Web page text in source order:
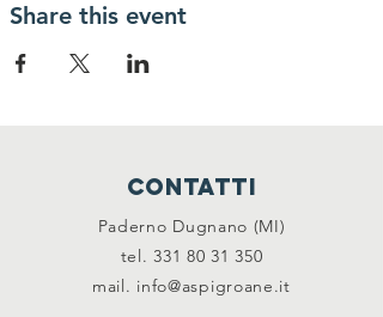
Share this event
CONTATTI
Paderno Dugnano (MI)
tel. 331 80 31 350
mail. info@aspigroane.it